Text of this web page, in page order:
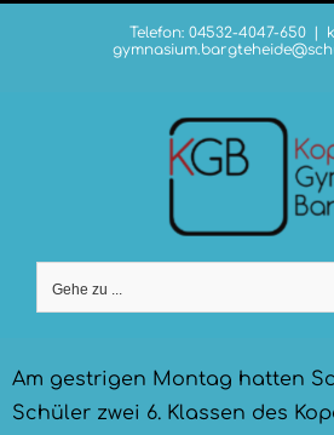
Telefon: 04532-4047-650
Gehe zu ...
Am gestrigen Montag hatten
Schüler zwei 6. Klassen des